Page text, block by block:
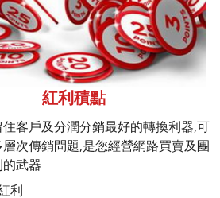
紅利積點
客戶及分潤分銷最好的轉換利器,可
次傳銷問題,是您經營網路買賣及團
武器
利